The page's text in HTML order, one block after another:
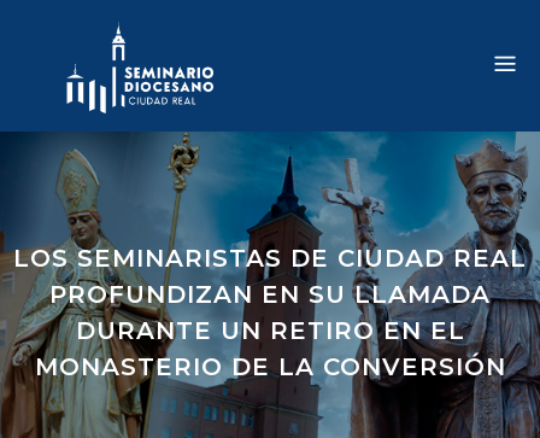
LOS SEMINARISTAS DE CIUDAD REAL
PROFUNDIZAN EN SU LLAMADA
DURANTE UN RETIRO EN EL
MONASTERIO DE LA CONVERSIÓN